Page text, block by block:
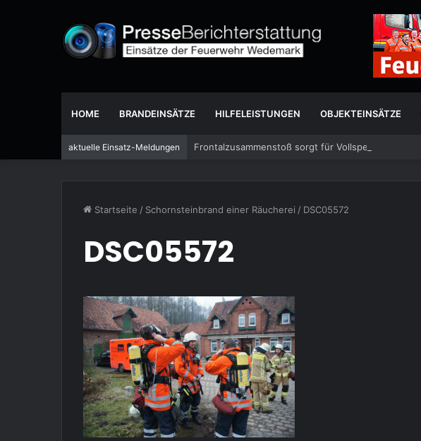
HOME BRANDEINSÄTZE HILFELEISTUNGEN OBJEKTEINSÄTZE
aktuelle Einsatz-Meldungen Frontalzusammenstoß sorgt für Vollsperrung
Startseite / Schornsteinbrand einer Räucherei / DSC05572
DSC05572